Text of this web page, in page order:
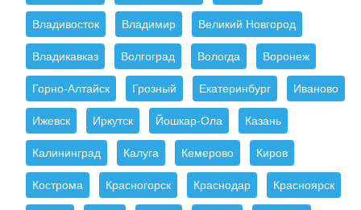
Владивосток Владимир Великий Новгород
Владикавказ Волгоград Вологда Воронеж
Горно-Алтайск Грозный Екатеринбург Иваново
Ижевск Иркутск Йошкар-Ола Казань
Калининград Калуга Кемерово Киров
Кострома Красногорск Краснодар Красноярск